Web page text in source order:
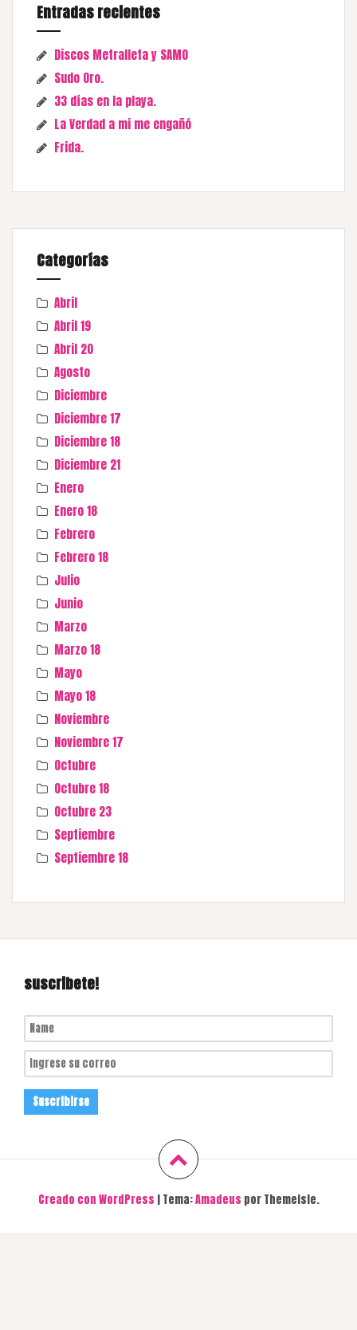
Entradas recientes
Discos Metralleta y SAMO
Sudo Oro.
33 días en la playa.
La Verdad a mi me engañó
Frida.
Categorías
Abril
Abril 19
Abril 20
Agosto
Diciembre
Diciembre 17
Diciembre 18
Diciembre 21
Enero
Enero 18
Febrero
Febrero 18
Julio
Junio
Marzo
Marzo 18
Mayo
Mayo 18
Noviembre
Noviembre 17
Octubre
Octubre 18
Octubre 23
Septiembre
Septiembre 18
suscribete!
Creado con WordPress |Tema:Amadeus por Themeisle.